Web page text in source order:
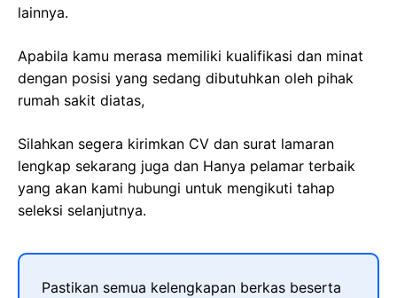
lainnya.
Apabila kamu merasa memiliki kualifikasi dan minat
dengan posisi yang sedang dibutuhkan oleh pihak
rumah sakit diatas,
Silahkan segera kirimkan CV dan surat lamaran
lengkap sekarang juga dan Hanya pelamar terbaik
yang akan kami hubungi untuk mengikuti tahap
seleksi selanjutnya.
Pastikan semua kelengkapan berkas beserta